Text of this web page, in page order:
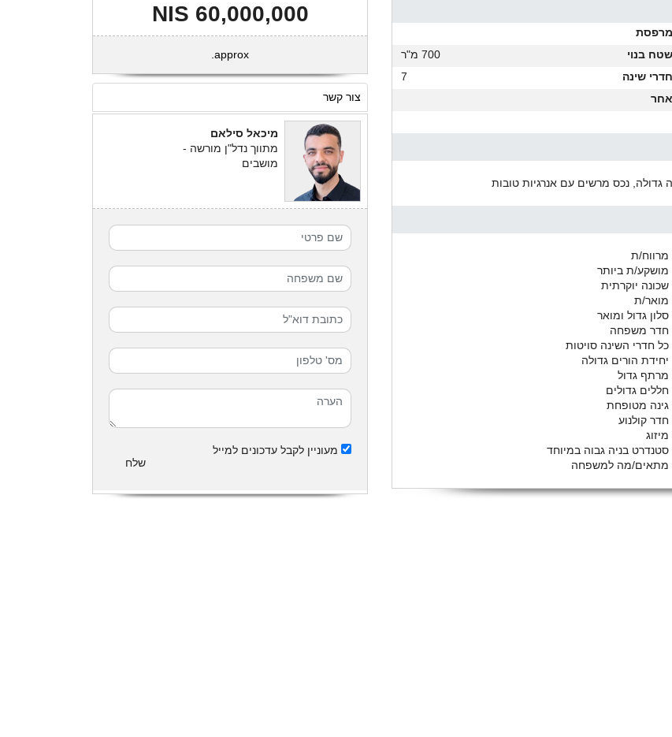
מרפסת
שטח בנוי
700 מ"ר
חדרי שינה
7
אחר
גדולה, נכס מרשים עם אנרגיות טובות
מרווח/ת
מושקע/ת ביותר
שכונה יוקרתית
מואר/ת
סלון גדול ומואר
חדר משפחה
כל חדרי השינה סויטות
יחידת הורים גדולה
מרתף גדול
חללים גדולים
גינה מטופחת
חדר קולנוע
מיזוג
סטנדרט בניה גבוה במיוחד
מתאים/מה למשפחה
60,000,000 NIS
approx.
צור קשר
מיכאל סילאם
מתווך נדל"ן מורשה -
מושבים
מעוניין לקבל עדכונים למייל
שלח